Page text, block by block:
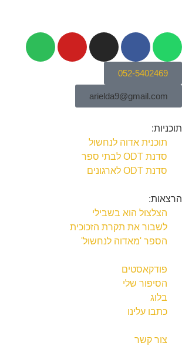
052-5402469
arielda9@gmail.com
תוכניות:
תוכנית אדוה לנחשול
סדנת ODT לבתי ספר
סדנת ODT לארגונים
הרצאות:
הצלצול הוא בשבילי
לשבור את תקרת הזכוכית
הספר 'מאדוה לנחשול'
פודקאסטים
הסיפור שלי
בלוג
כתבו עלינו
צור קשר